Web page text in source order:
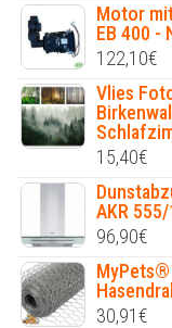
Motor
EB 400 -
122,10€
Vlies
15,40€
AKR
96,90€
30,91€